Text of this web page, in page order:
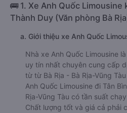
🚌 1. Xe Anh Quốc Limousine
Thành Duy (Văn phòng Bà
a. Giới thiệu xe Anh Quốc
Nhà xe Anh Quốc Limousine
uy tín nhất chuyên cung cấp
từ từ Bà Rịa - Bà Rịa-Vũng
Anh Quốc Limousine đi Tân
Rịa-Vũng Tàu có tần suất
Chất lượng tốt và giá cả phải